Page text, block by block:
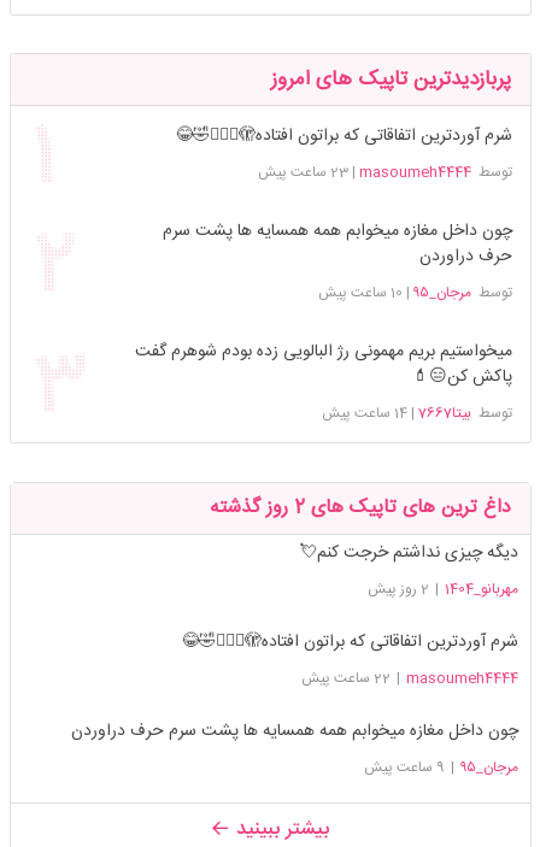
پربازدیدترین تاپیک های امروز
شرم آوردترین اتفاقاتی که براتون افتاده🫣🤦🏻‍♀️🤣😂
توسطmasoumeh4444
|23 ساعت پیش
چون داخل مغازه میخوابم همه همسایه ها پشت سرم
حرف دراوردن
توسطمرجان_۹۵ | 10 ساعت پیش
میخواستیم بریم مهمونی رژ البالویی زده بودم شوهرم گفت
پاکش کن😑💄
توسطبیتا7667 |14 ساعت پیش
داغ ترین های تاپیک های 2 روز گذشته
دیگه چیزی نداشتم خرجت کنم💘
مهربانو_1404 | 2 روز پیش
شرم آوردترین اتفاقاتی که براتون افتاده🫣🤦🏻‍♀️🤣😂
masoumeh4444
| 22 ساعت پیش
چون داخل مغازه میخوابم همه همسایه ها پشت سرم حرف دراوردن
مرجان_۹۵ | 9 ساعت پیش
بیشتر ببینید